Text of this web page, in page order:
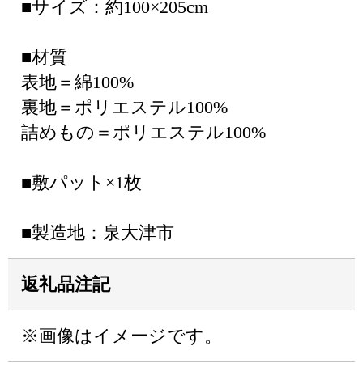
■サイズ：約100×205cm
■材質
表地＝綿100%
裏地＝ポリエステル100%
詰めもの＝ポリエステル100%
■敷パット×1枚
■製造地：泉大津市
返礼品注記
※画像はイメージです。